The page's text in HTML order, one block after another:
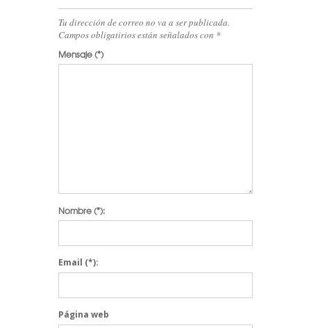
Tu dirección de correo no va a ser publicada.
Campos obligatirios están señalados con *
Mensaje(*)
Nombre(*):
Email (*):
Página web